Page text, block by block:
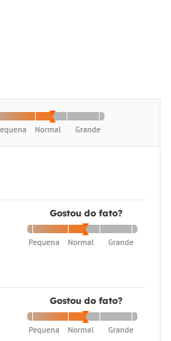
Gostou do fato?
Gostou do fato?